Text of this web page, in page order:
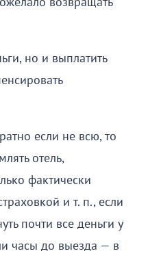
но и выплатить
если не всю, то
отель,
фактически
и т. п., если
почти все деньги у
часы до выезда — в